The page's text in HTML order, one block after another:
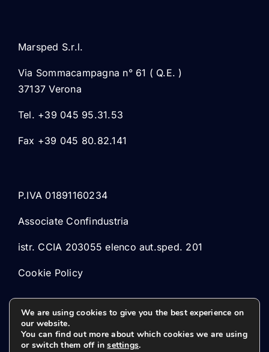
Marsped S.r.l.
Via Sommacampagna n° 61 ( Q.E. )
37137 Verona
Tel. +39 045 95.31.53
Fax +39 045 80.82.141
P.IVA 01891160234
Associate Confindustria
istr. CCIA 203055 elenco aut.sped. 201
Cookie Policy
We are using cookies to give you the best experience on
our website.
You can find out more about which cookies we are using
or switch them off insettings.